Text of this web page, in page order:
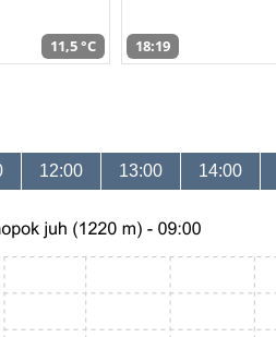
11,5 °C 18:19
12:00 13:00 14:00